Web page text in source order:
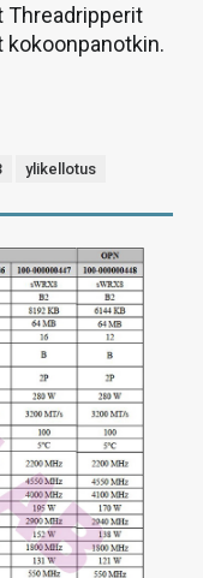
Threadripperit
kokoonpanotkin.
ylikellotus